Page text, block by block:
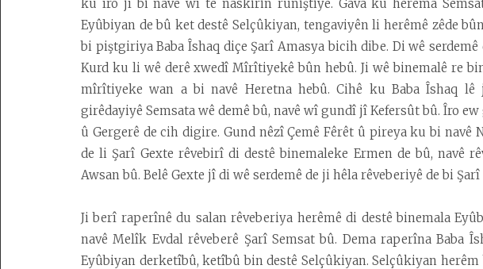
Amadekarîyê
ku îro jî bi navê wî tê naskirin rûniştiye. Gava ku herêma
Eyûbiyan de bû ket destê Selçûkiyan, tengaviyên li herêmê zêde
bi piştgiriya Baba Îshaq diçe Şarî Amasya bicih dibe. Di wê
Kurd ku li wê derê xwedî Mîrîtiyekê bûn hebû. Ji wê binemalê re
mîrîtiyeke wan a bi navê Heretna hebû. Cihê ku Baba Îshaq
girêdayiyê Semsata wê demê bû, navê wî gundî jî Kefersût bû. Îro
û Gergerê de cih digire. Gund nêzî Çemê Fêrêt û pireya ku bi navê
de li Şarî Gexte rêvebirî di destê binemaleke Ermen de bû, navê
Awsan bû. Belê Gexte jî di wê serdemê de ji hêla rêveberiyê de bi
Ji berî raperînê du salan rêveberiya herêmê di destê binemala
navê Melîk Evdal rêveberê Şarî Semsat bû. Dema raperîna Baba
Eyûbiyan derketîbû, ketîbû bin destê Selçûkiyan. Selçûkiyan